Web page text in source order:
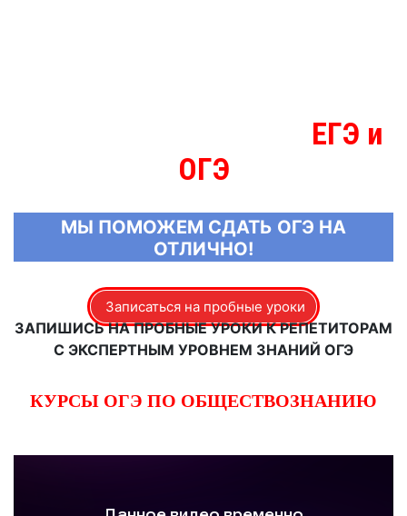
ЕГЭ и
ОГЭ
МЫ ПОМОЖЕМ СДАТЬ ОГЭ НА
ОТЛИЧНО!
Записаться на пробные уроки
ЗАПИШИСЬ НА ПРОБНЫЕ УРОКИ К РЕПЕТИТОРАМ
С ЭКСПЕРТНЫМ УРОВНЕМ ЗНАНИЙ ОГЭ
КУРСЫ ОГЭ ПО ОБЩЕСТВОЗНАНИЮ